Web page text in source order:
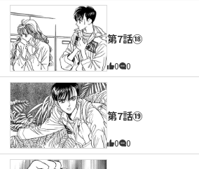
第7話⑱
0 0
第7話⑲
0 0